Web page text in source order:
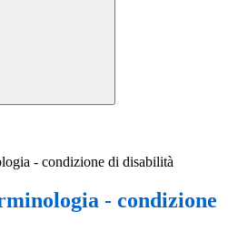
- condizione di disabilità
- condizione